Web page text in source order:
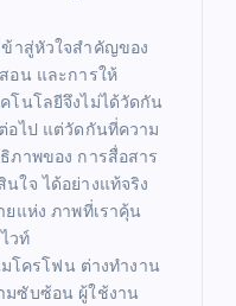
ข้าสู่หัวใจสำคัญของ
อน และการให้
โนโลยีจึงไม่ได้วัดกัน
อไป แต่วัดกันที่ความ
ภาพของ การสื่อสาร
ใจ ได้อย่างแท้จริง
ยแห่ง ภาพที่เราคุ้น
วท์
โครโฟน ต่างทำงาน
มซับซ้อน ผู้ใช้งาน